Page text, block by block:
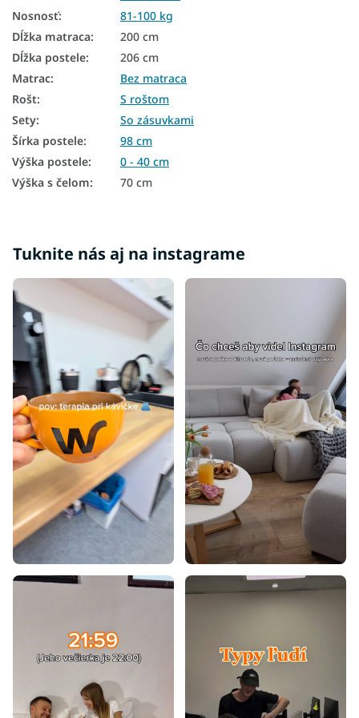
Postele 90x200 s úložným priestorom
Moderné postele
Masívne drevené jednolôžkové postele
Postele z masívu
Drevené postele 90x200
Drevené postele s úložným priestorom
Borovicové postele
Detské postele so zábranou 90x200
Postele 80x200 s úložným priestorom
Postele 100x200 s úložným priestorom
Postele 120x200 s úložným priestorom
Rustikálne postele z masívu
Postele z masívu 90x200
Postele z masívu 120x200
Biele postele 90x200
Postele dub sonoma 90x200
Študentské postele 90x200
Rohové postele 90x200
Postele s úložným priestorom a prístelkou
Biele postele s úložným priestorom
Moderné postele s úložným priestorom
Rohové postele s úložným priestorom
Postele bez matracov
Nosnosť:
81-100 kg
Dĺžka matraca:
200 cm
Dĺžka postele:
206 cm
Matrac:
Bez matraca
Rošt:
S roštom
Sety:
So zásuvkami
Šírka postele:
98 cm
Výška postele:
0 - 40 cm
Výška s čelom: 70 cm
Tuknite nás aj na instagrame